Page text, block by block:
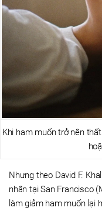
Khi ham muốn trở nên
Nhưng theo David F.
nhân tại San Francisco
làm giảm ham muốn lại